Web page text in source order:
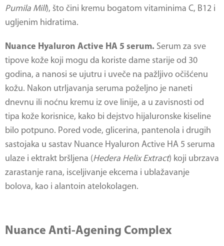
Pumila Mill), što čini kremu bogatom vitaminima C, B12 i
ugljenim hidratima.
Nuance Hyaluron Active HA 5 serum. Serum za sve
tipove kože koji mogu da koriste dame starije od 30
godina, a nanosi se ujutru i uveče na pažljivo očišćenu
kožu. Nakon utrljavanja seruma poželjno je naneti
dnevnu ili noćnu kremu iz ove linije, a u zavisnosti od
tipa kože korisnice, kako bi dejstvo hijaluronske kiseline
bilo potpuno. Pored vode, glicerina, pantenola i drugih
sastojaka u sastav Nuance Hyaluron Active HA 5 seruma
ulaze i ektrakt bršljena (Hedera Helix Extract) koji ubrzava
zarastanje rana, isceljivanje ekcema i ublažavanje
bolova, kao i alantoin atelokolagen.
Nuance Anti-Agening Complex